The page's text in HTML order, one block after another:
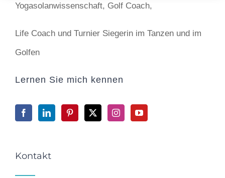
Yogasolanwissenschaft, Golf Coach,
Life Coach und Turnier Siegerin im Tanzen und im
Golfen
Lernen Sie mich kennen
Kontakt